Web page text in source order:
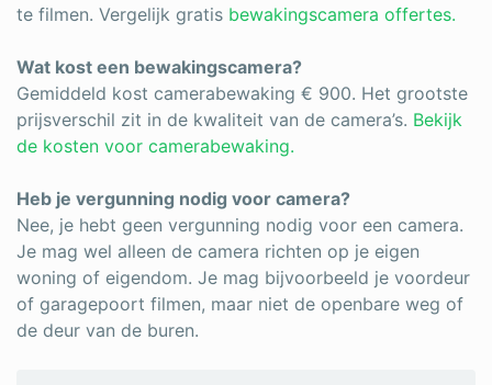
te filmen. Vergelijk gratis bewakingscamera offertes.
Wat kost een bewakingscamera?
Gemiddeld kost camerabewaking € 900. Het grootste
prijsverschil zit in de kwaliteit van de camera’s. Bekijk
de kosten voor camerabewaking.
Heb je vergunning nodig voor camera?
Nee, je hebt geen vergunning nodig voor een camera.
Je mag wel alleen de camera richten op je eigen
woning of eigendom. Je mag bijvoorbeeld je voordeur
of garagepoort filmen, maar niet de openbare weg of
de deur van de buren.